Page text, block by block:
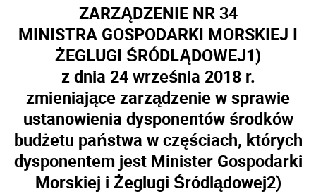
ZARZĄDZENIE NR 34
MINISTRA GOSPODARKI MORSKIEJ I
ŻEGLUGI ŚRÓDLĄDOWEJ1)
z dnia 24 września 2018 r.
zmieniające zarządzenie w sprawie
ustanowienia dysponentów środków
budżetu państwa w częściach, których
dysponentem jest Minister Gospodarki
Morskiej i Żeglugi Śródlądowej2)